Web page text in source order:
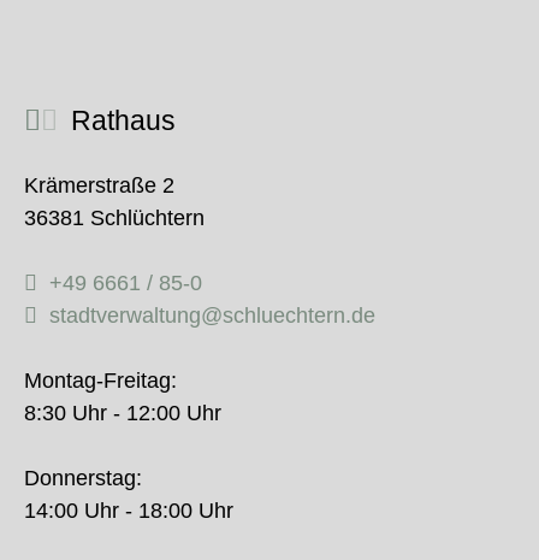
Rathaus
Krämerstraße 2
36381 Schlüchtern
+49 6661 / 85-0
stadtverwaltung@schluechtern.de
Montag-Freitag:
8:30 Uhr - 12:00 Uhr
Donnerstag:
14:00 Uhr - 18:00 Uhr